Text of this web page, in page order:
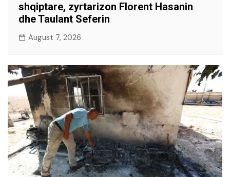
shqiptare, zyrtarizon Florent Hasanin
dhe Taulant Seferin
August 7, 2026